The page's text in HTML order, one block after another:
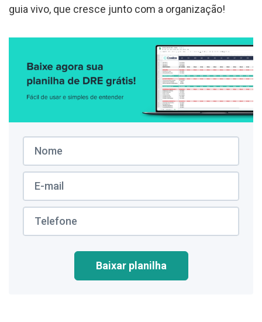
guia vivo, que cresce junto com a organização!
Baixar planilha